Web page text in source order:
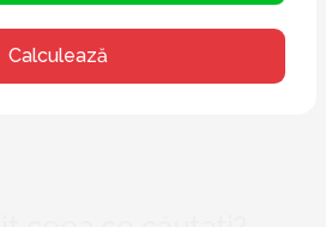
Calculează